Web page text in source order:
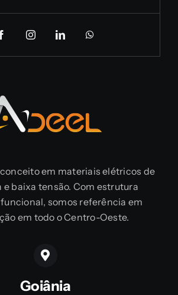
em materiais elétricos de
e baixa tensão. Com estrutura
somos referência em
em todo o Centro-Oeste.
Goiânia